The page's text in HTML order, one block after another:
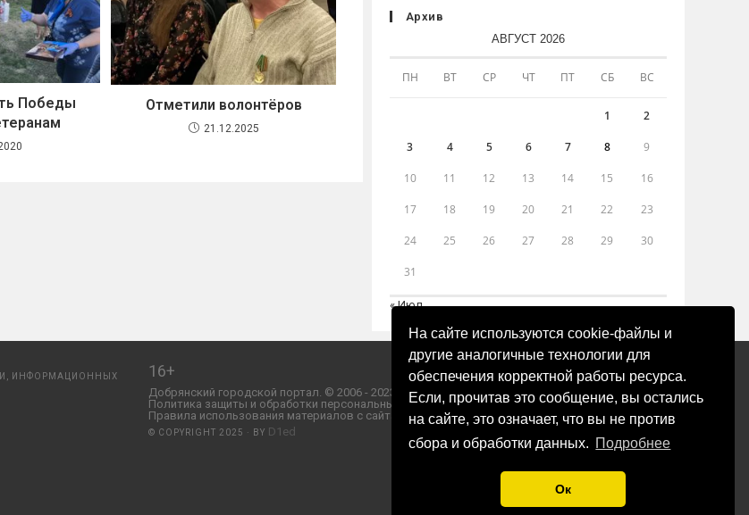
На сайте используются cookie-файлы и
другие аналогичные технологии для
обеспечения корректной работы ресурса.
Если, прочитав это сообщение, вы остались
на сайте, это означает, что вы не против
сбора и обработки данных. Подробнее
Ок
Победы
Отметили волонтёров
21.12.2025
Архив
АВГУСТ 2026
ПН ВТ СР ЧТ ПТ СБ ВС
1 2
3 4 5 6 7 8 9
10 11 12 13 14 15 16
17 18 19 20 21 22 23
24 25 26 27 28 29 30
31
« Июл
ИНФОРМАЦИОННЫХ
16+
Добрянский городской портал. © 2006 - 2023 ООО «Пресса-Том».
Политика защиты и обработки персональных данных ООО «Пресса-Том».
Правила использования материалов с сайта «ЗОРИ ПЛЮС».
© COPYRIGHT 2025 · BY D1ed